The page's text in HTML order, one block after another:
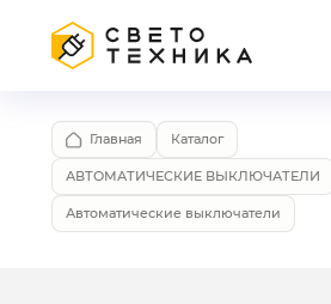
Главная Каталог
АВТОМАТИЧЕСКИЕ ВЫКЛЮЧАТЕЛИ
Автоматические выключатели